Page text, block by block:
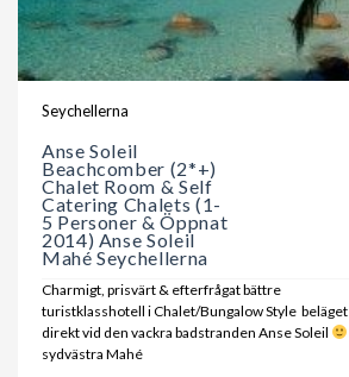
Seychellerna
Anse Soleil
Beachcomber (2*+)
Chalet Room & Self
Catering Chalets (1-
5 Personer & Öppnat
2014) Anse Soleil
Mahé Seychellerna
Charmigt, prisvärt & efterfrågat bättre
turistklasshotell i Chalet/Bungalow Style beläget
direkt vid den vackra badstranden Anse Soleil
sydvästra Mahé